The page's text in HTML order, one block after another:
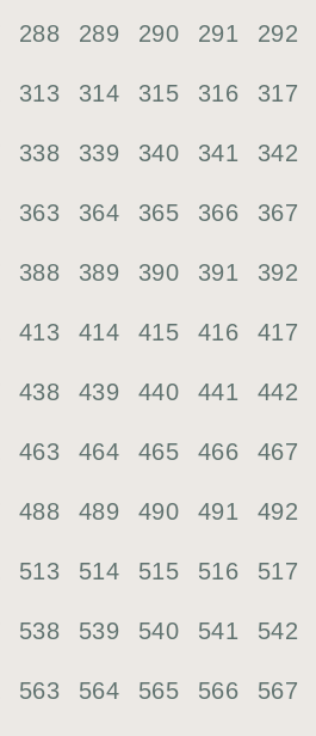
288 289 290 291 292
313 314 315 316 317
338 339 340 341 342
363 364 365 366 367
388 389 390 391 392
413 414 415 416 417
438 439 440 441 442
463 464 465 466 467
488 489 490 491 492
513 514 515 516 517
538 539 540 541 542
563 564 565 566 567